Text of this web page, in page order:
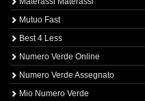
Mutuo Fast
Best 4 Less
Numero Verde Online
Numero Verde Assegnato
Mio Numero Verde